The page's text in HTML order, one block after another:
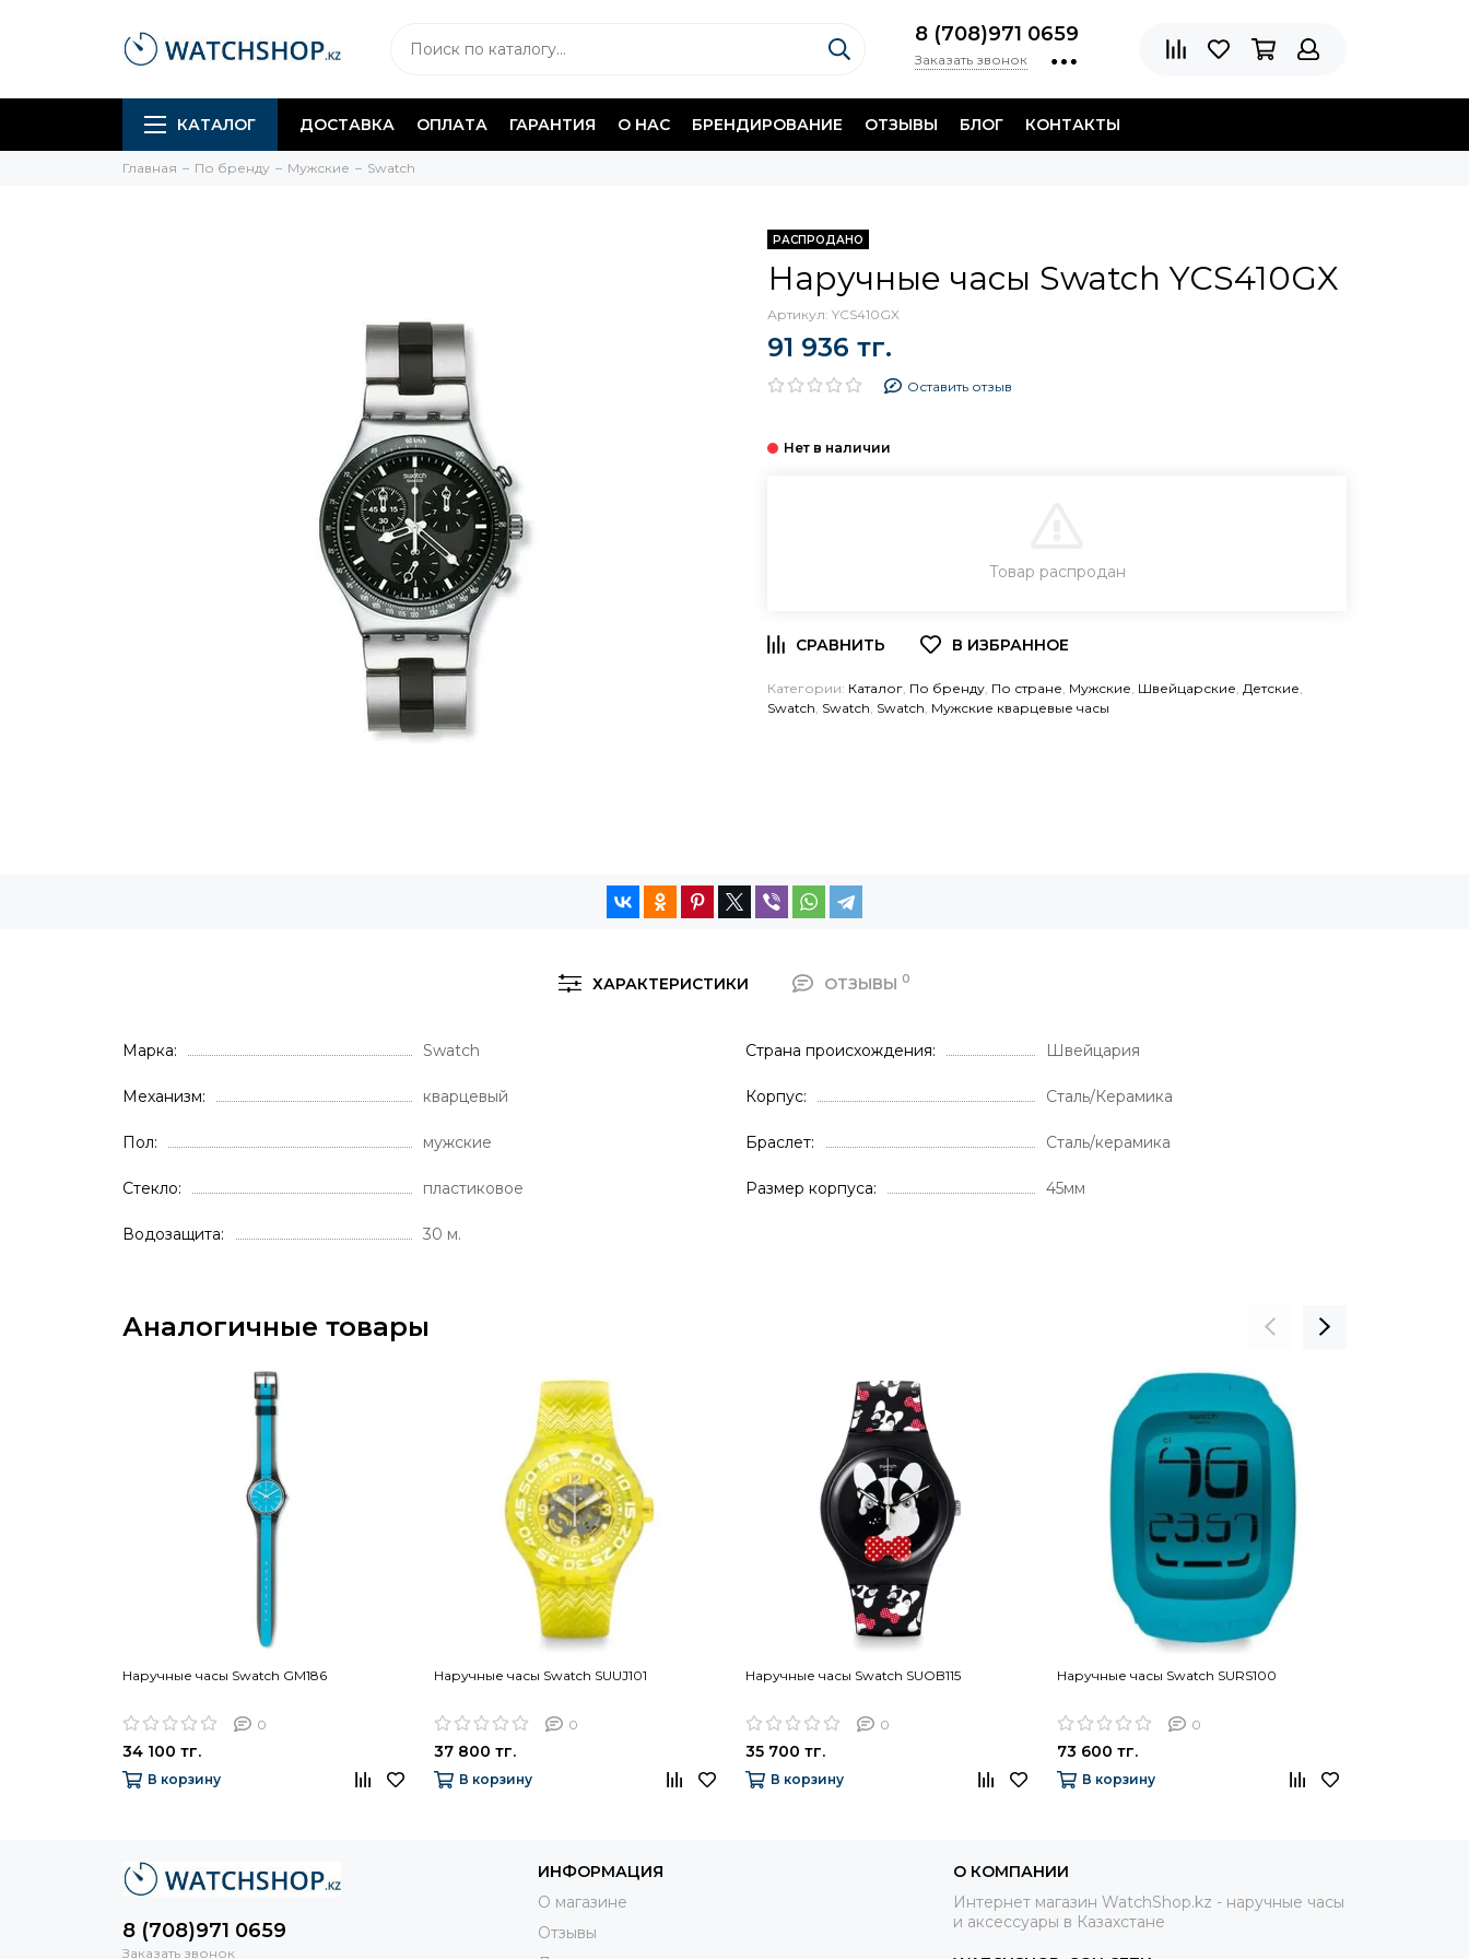
8 (708)971 0659
Заказать звонок
КАТАЛОГ ДОСТАВКА ОПЛАТА ГАРАНТИЯ О НАС БРЕНДИРОВАНИЕ ОТЗЫВЫ БЛОГ КОНТАКТЫ
Главная По бренду Мужские Swatch
РАСПРОДАНО
Наручные часы Swatch YCS410GX
Артикул: YCS410GX
91 936 тг.
Оставить отзыв
ЗАКАЗ В ОДИН КЛИК
Товар распродан
Категории: Каталог По бренду По стране Мужские Швейцарские Детские
Swatch Swatch Swatch Мужские кварцевые часы
ХАРАКТЕРИСТИКИ ОТЗЫВЫ 0
Марка Swatch
Механизм кварцевый
Пол мужские
Стекло пластиковое
Водозащита 30 м.
Страна происхождения Швейцария
Корпус Сталь/Керамика
Браслет Сталь/керамика
Размер корпуса 45мм
Аналогичные товары
Наручные часы Swatch GM186
0
34 100 тг.
В корзину
Наручные часы Swatch SUUJ101
0
37 800 тг.
В корзину
Наручные часы Swatch SUOB115
0
35 700 тг.
В корзину
Наручные часы Swatch SURS100
0
73 600 тг.
В корзину
8 (708)971 0659
Заказать звонок
ИНФОРМАЦИЯ
О магазине
Отзывы
О КОМПАНИИ
Интернет магазин WatchShop.kz - наручные часы
и аксессуары в Казахстане